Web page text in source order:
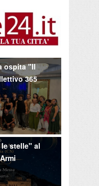
ospita "Il
365
stelle" al